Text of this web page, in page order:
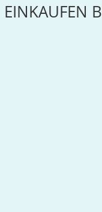
EINKAUFEN